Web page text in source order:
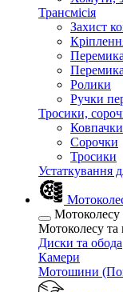
Трансмісія
Захист
Ролики
Ручки
Тросики,
Ковпачки
Сорочки
Тросики
Устаткування
Мотоколесу
Мотоколесу та
Диски та обода
Камери
Мотошини